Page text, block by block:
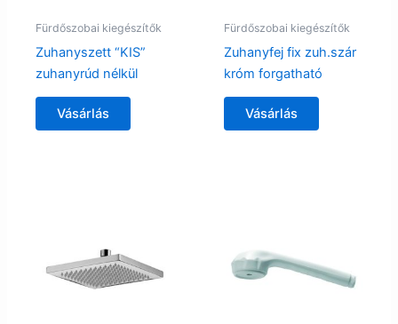
Fürdőszobai kiegészítők
Zuhanyszett “KIS”
zuhanyrúd nélkül
Vásárlás
Fürdőszobai kiegészítők
Zuhanyfej fix zuh.szár
króm forgatható
Vásárlás